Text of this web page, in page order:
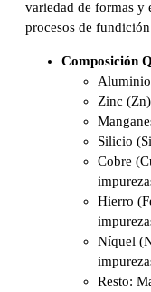
variedad de formas y
procesos de
Composición
Zinc
Silicio
Cobre
Hierro
Níquel
Resto: